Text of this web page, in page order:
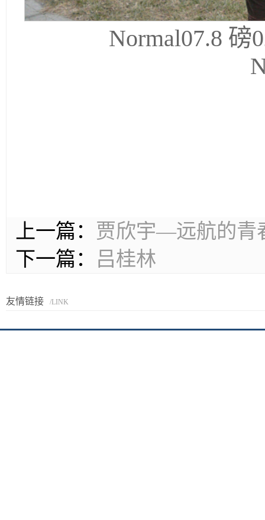
Normal07.8 磅
上一篇：
贾欣宇—远航的青
下一篇：
吕桂林
友情链接 /LINK